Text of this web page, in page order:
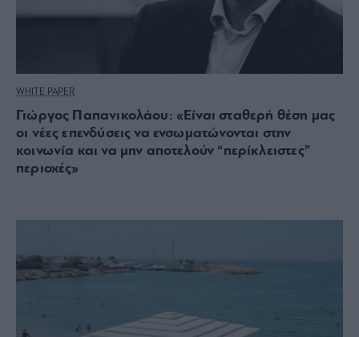
WHITE PAPER
Γιώργος Παπανικολάου: «Είναι σταθερή θέση μας
οι νέες επενδύσεις να ενσωματώνονται στην
κοινωνία και να μην αποτελούν “περίκλειστες”
περιοχές»